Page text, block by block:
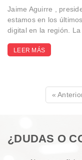
Jaime Aguirre ,
estamos en los
digital en la región. La
LEER MÁS
«
¿DUDAS O